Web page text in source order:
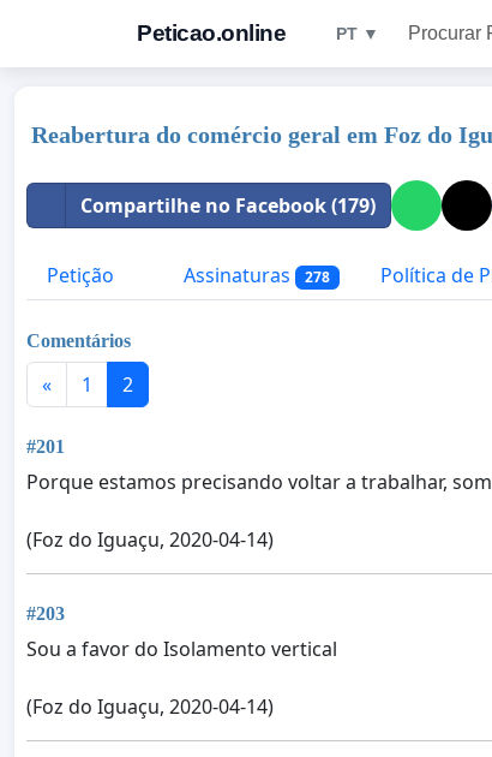
Peticao.online PT ▼ Procurar
Reabertura do comércio geral em Foz do
Compartilhe no Facebook (179)
Petição Assinaturas 278 Política de
Comentários
« 1 2
#201
Porque estamos precisando voltar a trabalhar,
(Foz do Iguaçu, 2020-04-14)
#203
Sou a favor do Isolamento vertical
(Foz do Iguaçu, 2020-04-14)